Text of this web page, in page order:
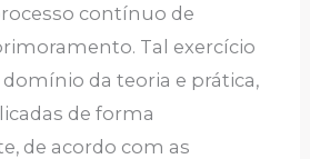
contínuo de
Tal exercício
da teoria e prática,
de forma
de acordo com as